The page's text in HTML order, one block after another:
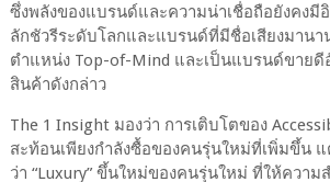
ซึ่งพลังของแบรนด์และความน่าเชื่อถือยังคง
ลักชัวรีระดับโลกและแบรนด์ที่มีชื่อเสียงมานา
ตำแหน่ง Top-of-Mind และเป็นแบรนด์ขาย
สินค้าดังกล่าว
The 1 Insight มองว่า การเติบโตของ
สะท้อนเพียงกำลังซื้อของคนรุ่นใหม่ที่เพิ่มขึ้น
ว่า “Luxury” ขึ้นใหม่ของคนรุ่นใหม่ ที่ให้คว